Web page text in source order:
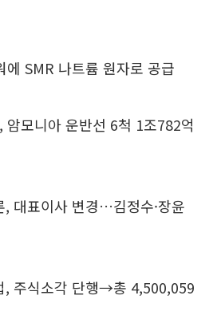
SMR 나트륨 원자로 공급
모니아 운반선 6척 1조782억
대표이사 변경…김정수·장윤
주식소각 단행→총 4,500,059